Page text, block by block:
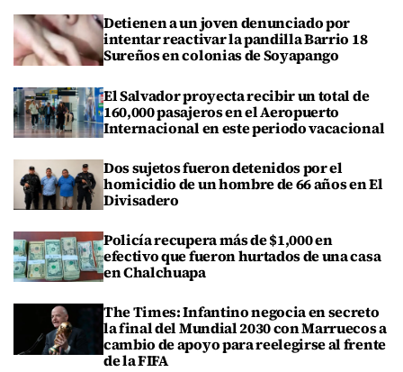
Detienen a un joven denunciado por
intentar reactivar la pandilla Barrio 18
Sureños en colonias de Soyapango
El Salvador proyecta recibir un total de
160,000 pasajeros en el Aeropuerto
Internacional en este periodo vacacional
Dos sujetos fueron detenidos por el
homicidio de un hombre de 66 años en El
Divisadero
Policía recupera más de $1,000 en
efectivo que fueron hurtados de una casa
en Chalchuapa
The Times: Infantino negocia en secreto
la final del Mundial 2030 con Marruecos a
cambio de apoyo para reelegirse al frente
de la FIFA